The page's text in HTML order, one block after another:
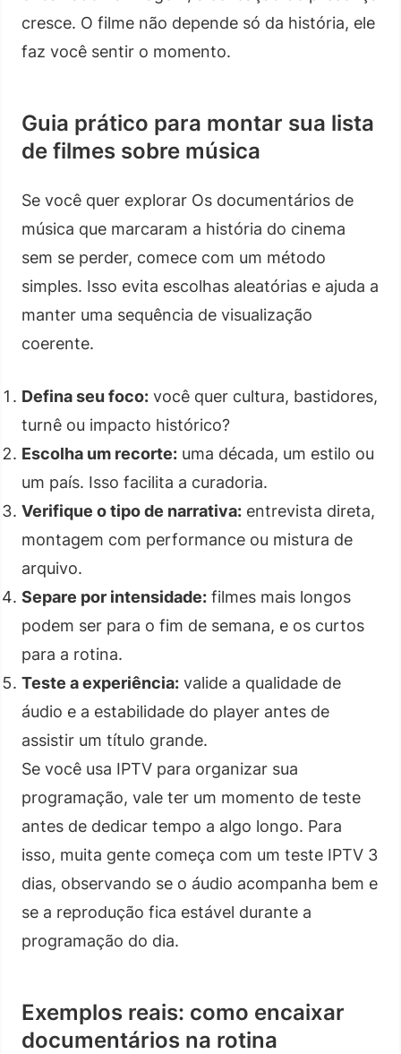
cresce. O filme não depende só da história, ele
faz você sentir o momento.
Guia prático para montar sua lista
de filmes sobre música
Se você quer explorar Os documentários de
música que marcaram a história do cinema
sem se perder, comece com um método
simples. Isso evita escolhas aleatórias e ajuda a
manter uma sequência de visualização
coerente.
Defina seu foco: você quer cultura, bastidores,
turnê ou impacto histórico?
Escolha um recorte: uma década, um estilo ou
um país. Isso facilita a curadoria.
Verifique o tipo de narrativa: entrevista direta,
montagem com performance ou mistura de
arquivo.
Separe por intensidade: filmes mais longos
podem ser para o fim de semana, e os curtos
para a rotina.
Teste a experiência: valide a qualidade de
áudio e a estabilidade do player antes de
assistir um título grande.
Se você usa IPTV para organizar sua
programação, vale ter um momento de teste
antes de dedicar tempo a algo longo. Para
isso, muita gente começa com um teste IPTV 3
dias, observando se o áudio acompanha bem e
se a reprodução fica estável durante a
programação do dia.
Exemplos reais: como encaixar
documentários na rotina